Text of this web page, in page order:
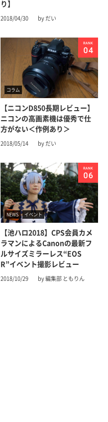
り】
2018/04/30 by だい
コラム
【ニコンD850長期レビュー】
ニコンの高画素機は優秀で仕
方がない＜作例あり＞
2018/05/14 by だい
NEWS イベント
【池ハロ2018】CPS会員カメ
ラマンによるCanonの最新フ
ルサイズミラーレス“EOS
R”イベント撮影レビュー
2018/10/29 by 編集部 ともりん